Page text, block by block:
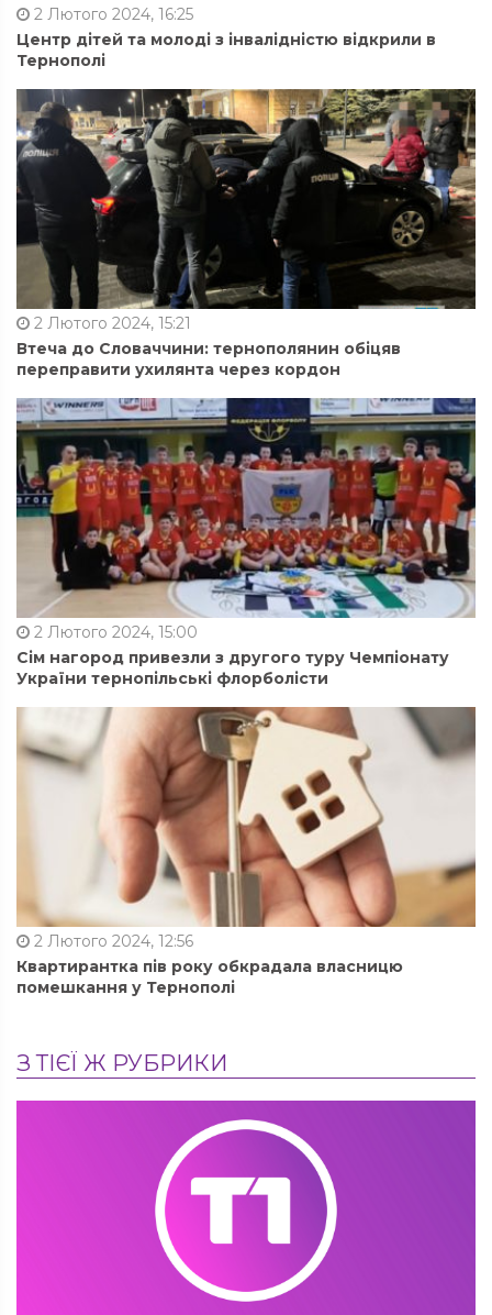
2 Лютого 2024, 16:25
Центр дітей та молоді з інвалідністю відкрили в
Тернополі
2 Лютого 2024, 15:21
Втеча до Словаччини: тернополянин обіцяв
переправити ухилянта через кордон
2 Лютого 2024, 15:00
Сім нагород привезли з другого туру Чемпіонату
України тернопільські флорболісти
2 Лютого 2024, 12:56
Квартирантка пів року обкрадала власницю
помешкання у Тернополі
З ТІЄЇ Ж РУБРИКИ